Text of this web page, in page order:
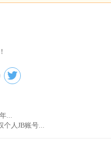
...
人JB账号...